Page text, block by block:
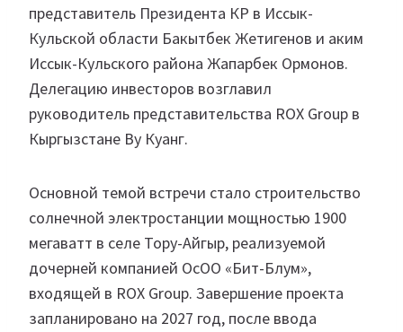
представитель Президента КР в Иссык-
Кульской области Бакытбек Жетигенов и аким
Иссык-Кульского района Жапарбек Ормонов.
Делегацию инвесторов возглавил
руководитель представительства ROX Group в
Кыргызстане Ву Куанг.
Основной темой встречи стало строительство
солнечной электростанции мощностью 1900
мегаватт в селе Тору-Айгыр, реализуемой
дочерней компанией ОсОО «Бит-Блум»,
входящей в ROX Group. Завершение проекта
запланировано на 2027 год, после ввода